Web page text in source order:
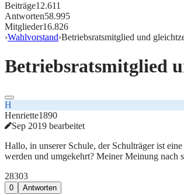
Beiträge12.611
Antworten58.995
Mitglieder16.826
›Wahlvorstand›Betriebsratsmitglied und
Betriebsratsmitglied
H
Henriette1890
Sep 2019 bearbeitet
Hallo, in unserer Schule, der Schulträger ist
werden und umgekehrt? Meiner Meinung nach
28303
0 Antworten